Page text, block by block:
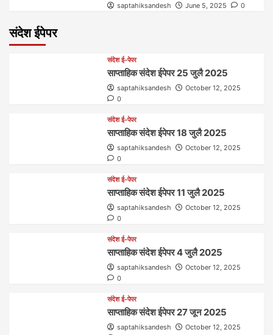
saptahiksandesh June 5, 2025 0
संदेश ईपेपर
संदेश ई-पेपर
साप्ताहिक संदेश ईपेपर 25 जुलै 2025
saptahiksandesh
October 12, 2025
0
संदेश ई-पेपर
साप्ताहिक संदेश ईपेपर 18 जुलै 2025
saptahiksandesh
October 12, 2025
0
संदेश ई-पेपर
साप्ताहिक संदेश ईपेपर 11 जुलै 2025
saptahiksandesh
October 12, 2025
0
संदेश ई-पेपर
साप्ताहिक संदेश ईपेपर 4 जुलै 2025
saptahiksandesh
October 12, 2025
0
संदेश ई-पेपर
साप्ताहिक संदेश ईपेपर 27 जून 2025
saptahiksandesh
October 12, 2025